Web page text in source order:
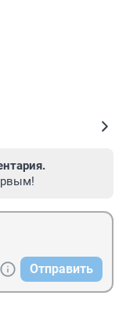
Отправить